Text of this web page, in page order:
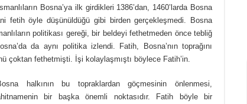
Bosna’ya ilk girdikleri 1386’dan, 1460’larda Bosna
fetih öyle düşünüldüğü gibi birden gerçekleşmedi. Bosna
politikası gereği, bir beldeyi fethetmeden önce tebliğ
da aynı politika izlendi. Fatih, Bosna’nın toprağını
çoktan fethetmişti. İşi kolaylaşmıştı böylece Fatih’in.
halkının bu topraklardan göçmesinin önlenmesi,
bir başka önemli noktasıdır. Fatih böyle bir